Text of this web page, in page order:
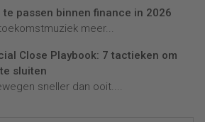
te passen binnen finance in 2026
meer...
Close Playbook: 7 tactieken om
sluiten
sneller dan ooit....